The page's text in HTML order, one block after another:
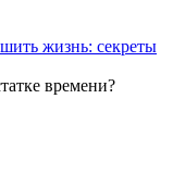
жизнь: секреты
времени?